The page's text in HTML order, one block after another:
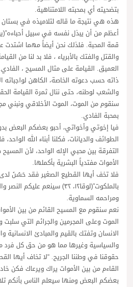
بتضحيته أي بمحبته اللامتناهية.
هذه هي نتيجة ما قاله لتلاميذه في
قمة المحبة. فلذلك نحن أيضاً مهما اشتدت
والقتل والفتك بالأبرياء ، فلا بد لنا من
العميق. القيامة على مثال المسيح ،
ذاته حسب دعوته الخاصة، الكاهن لواجباته
والشعب لوطنه، حتى ننال ثمرة القيامة
سنقوم من الموت، الموت الأخلاقي ونبني
بمحبة الفادي.
فيا إخوتي وأخواتي، أحبو بعضكم البعض
الطوائف والديانات، فكلنا أبناء الله الواحد،
التفرقة بين محبي الإله الواحد، لأن
الأموات مفتدياً البشرية بأكملها.
فلا تخف أيها القطيع الصغير فقد حَسُنَ
بالملكوت”(لوقا١٢، ٣٢) سينعم
ومراحمه السماوية.
نعم سنقوم مع المسيح القائم من بين
الموت وعلى المجرمين والجرائم التي
الانسان وتفتك بالقيم والمبادئ الانسانية
والسياسية وغيرها مما هو من حق كل فرد
حقوقنا في وطننا الجريح. “لا تخاف أيها
القاءم من بين الأموات يراك ويرعاك فكن
بعضكم البعض ومنها سيعلم الناس بأنكم